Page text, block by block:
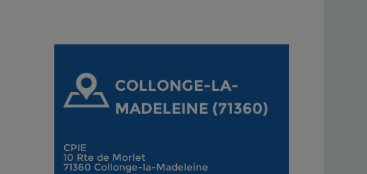
COLLONGE-LA-
MADELEINE (71360)
CPIE
10 Rte de Morlet
71360 Collonge-la-Madeleine